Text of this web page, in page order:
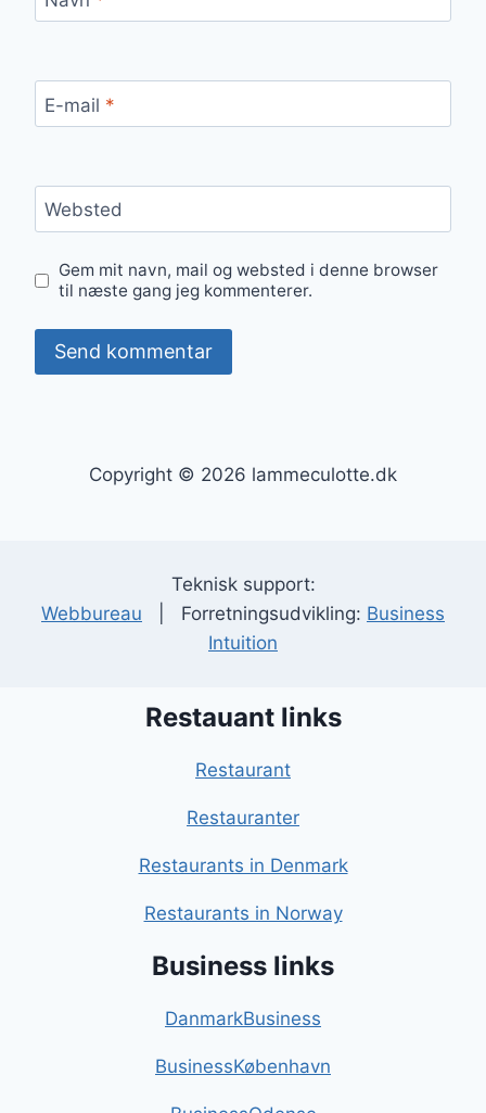
E-mail *
Websted
Gem mit navn, mail og websted i denne browser
til næste gang jeg kommenterer.
Copyright © 2026 lammeculotte.dk
Teknisk support:
Webbureau | Forretningsudvikling: Business
Intuition
Restauant links
Restaurant
Restauranter
Restaurants in Denmark
Restaurants in Norway
Business links
DanmarkBusiness
BusinessKøbenhavn